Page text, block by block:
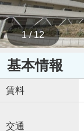
1 / 12
基本情報
賃料
交通